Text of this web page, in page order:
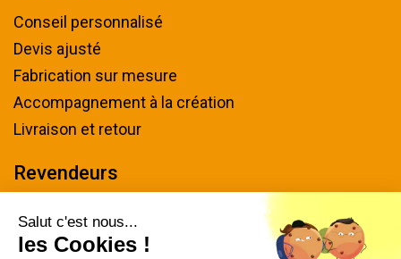
Conseil personnalisé
Devis ajusté
Fabrication sur mesure
Accompagnement à la création
Livraison et retour
Revendeurs
Nous contacter
Salut c'est nous...
les Cookies !